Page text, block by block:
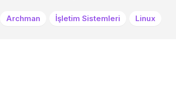
Archman İşletim Sistemleri Linux